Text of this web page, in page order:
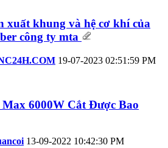
xuất khung và hệ cơ khí của
công ty mta
19-07-2023 02:51:59 PM
6000W Cắt Được Bao
13-09-2022 10:42:30 PM